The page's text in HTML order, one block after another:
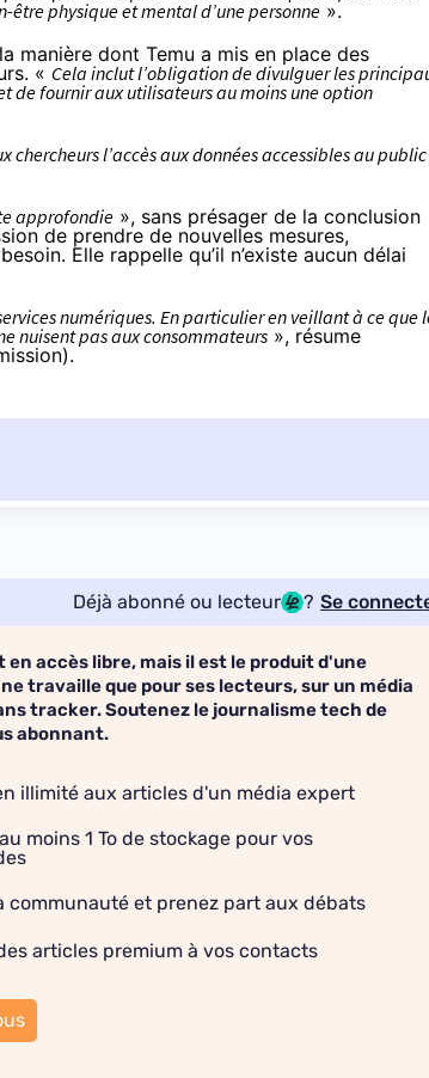
être physique et mental d’une personne ».
manière dont Temu a mis en place des
« Cela inclut l’obligation de divulguer les
de fournir aux utilisateurs au moins une option
chercheurs l’accès aux données accessibles au public
approfondie », sans présager de la conclusion
de prendre de nouvelles mesures,
Elle rappelle qu’il n’existe aucun délai
numériques. En particulier en veillant à ce que
nuisent pas aux consommateurs », résume
Déjà abonné ou lecteur ? Se
en accès libre, mais il est le produit d'une
travaille que pour ses lecteurs, sur un média
tracker. Soutenez le journalisme tech de
abonnant.
illimité aux articles d'un média expert
moins 1 To de stockage pour vos
communauté et prenez part aux débats
articles premium à vos contacts